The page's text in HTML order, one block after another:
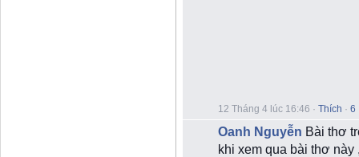
12 Tháng 4 lúc 16:46 · Thích · 6
Oanh Nguyễn Bài thơ
khi xem qua bài thơ